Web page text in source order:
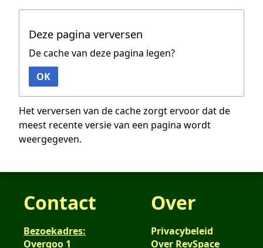
Deze pagina verversen
De cache van deze pagina legen?
OK
Het verversen van de cache zorgt ervoor dat de
meest recente versie van een pagina wordt
weergegeven.
Contact
Bezoekadres:
Overgoo 1
Over
Privacybeleid
Over RevSpace